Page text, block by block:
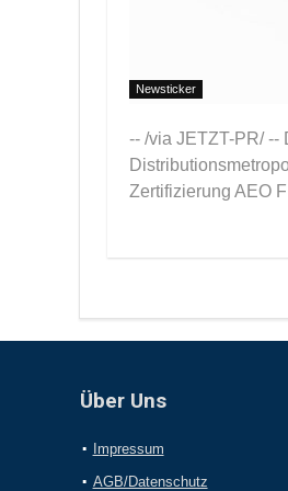
Newsticker
-- /via JETZT-PR/ --
Zertifizierung AEO
Über Uns
Impressum
AGB/Datenschutz